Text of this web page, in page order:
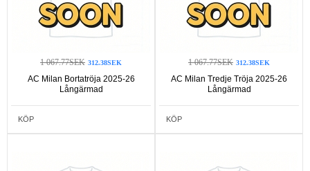
1 067.77SEK 312.38SEK
AC Milan Bortatröja 2025-26
Långärmad
KÖP
1 067.77SEK 312.38SEK
AC Milan Tredje Tröja 2025-26
Långärmad
KÖP